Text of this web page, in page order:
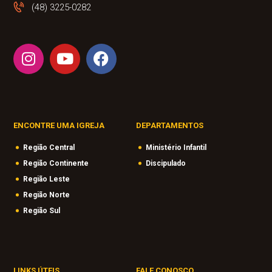
(48) 3225-0282
ENCONTRE UMA IGREJA
Região Central
Região Continente
Região Leste
Região Norte
Região Sul
DEPARTAMENTOS
Ministério Infantil
Discipulado